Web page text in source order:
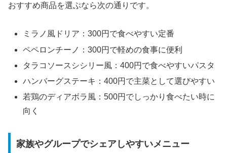
おすすめ商品を選ぶなら次の通りです。
ミラノ風ドリア：300円で食べやすい定番
ペペロンチーノ：300円で軽めの食事に便利
タラコソースシシリー風：400円で食べやすいパスタ
ハンバーグステーキ：400円で主菜として選びやすい
若鶏のディアボラ風：500円でしっかり食べたい時に
向く
家族やグループでシェアしやすいメニュー